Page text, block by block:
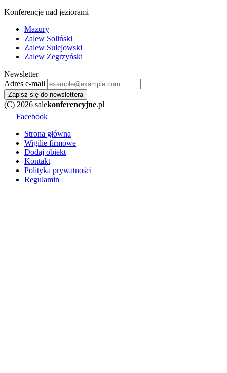
Konferencje nad jeziorami
Mazury
Zalew Soliński
Zalew Sulejowski
Zalew Zegrzyński
Newsletter
Adres e-mail
Zapisz się do newslettera
(C) 2026 salekonferencyjne.pl
Facebook
Strona główna
Wigilie firmowe
Dodaj obiekt
Kontakt
Polityka prywatności
Regulamin